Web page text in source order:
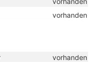
vorhanden
vorhanden